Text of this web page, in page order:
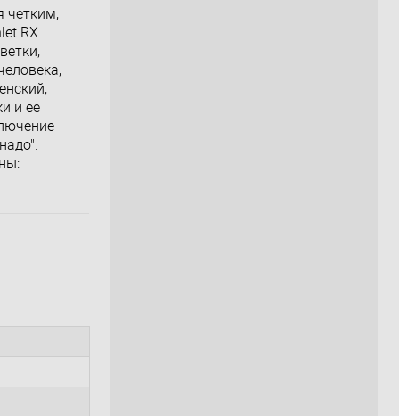
четким,
RX
и ее